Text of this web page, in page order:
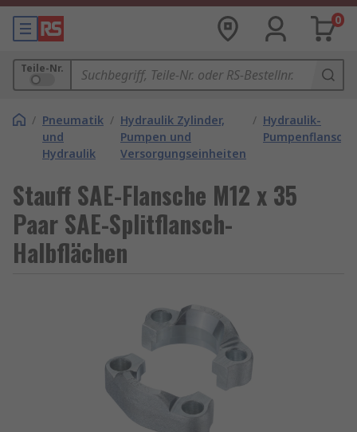
0
Teile-Nr.
/ Pneumatik
und
Hydraulik
/ Hydraulik Zylinder,
Pumpen und
Versorgungseinheiten
/ Hydraulik-
Pumpenflansche
Stauff SAE-Flansche M12 x 35
Paar SAE-Splitflansch-
Halbflächen